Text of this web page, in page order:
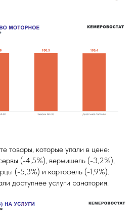
товары, которые упали в цене:
(-4,5%), вермишель (-3,2%),
(-5,3%) и картофель (-1,9%).
доступнее услуги санатория.